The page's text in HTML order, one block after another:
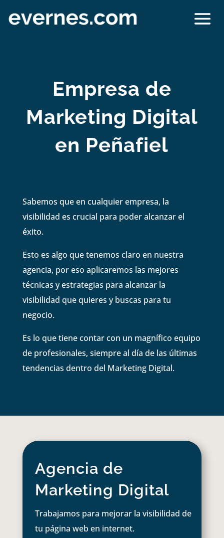
Empresa de
Marketing Digital
en Peñafiel
Sabemos que en cualquier empresa, la
visibilidad es crucial para poder alcanzar el
éxito.
Esto es algo que tenemos claro en nuestra
agencia, por eso aplicaremos las mejores
técnicas y estrategias para alcanzar la
visibilidad que quieres y buscas para tu
negocio.
Es lo que tiene contar con un magnífico equipo
de profesionales, siempre al día de las últimas
tendencias dentro del Marketing Digital.
Agencia de
Marketing Digital
Trabajamos para mejorar la visibilidad de
tu página web en internet.